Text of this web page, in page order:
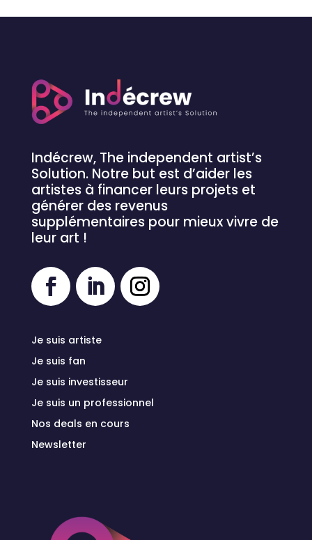
Indécrew, The independent artist’s
Solution. Notre but est d’aider les
artistes à financer leurs projets et
générer des revenus
supplémentaires pour mieux vivre de
leur art !
Je suis artiste
Je suis fan
Je suis investisseur
Je suis un professionnel
Nos deals en cours
Newsletter